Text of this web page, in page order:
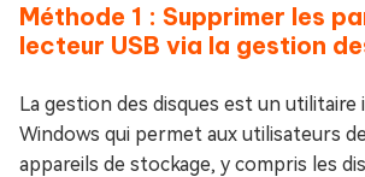
Méthode 1 : Supprimer les
lecteur USB via la gestion
La gestion des disques est un utilitaire
Windows qui permet aux utilisateurs
appareils de stockage, y compris les